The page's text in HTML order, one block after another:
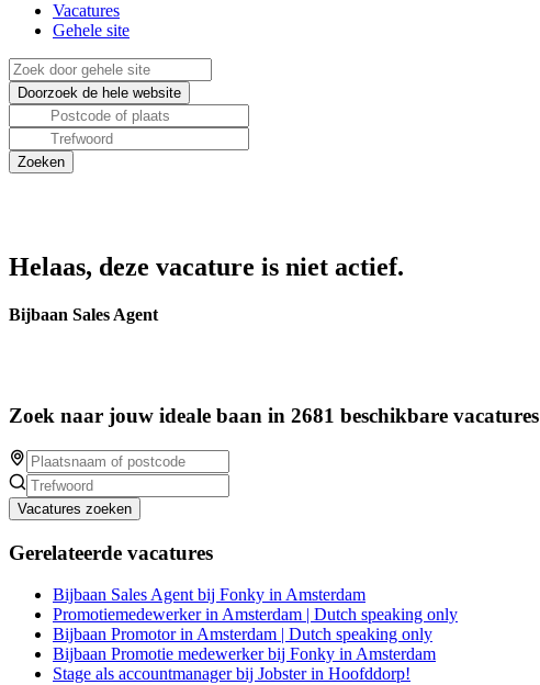
Vacatures
Gehele site
Helaas, deze vacature is niet actief.
Bijbaan Sales Agent
Zoek naar jouw ideale baan in 2681 beschikbare vacatures
Vacatures zoeken
Gerelateerde vacatures
Bijbaan Sales Agent bij Fonky in Amsterdam
Promotiemedewerker in Amsterdam | Dutch speaking only
Bijbaan Promotor in Amsterdam | Dutch speaking only
Bijbaan Promotie medewerker bij Fonky in Amsterdam
Stage als accountmanager bij Jobster in Hoofddorp!